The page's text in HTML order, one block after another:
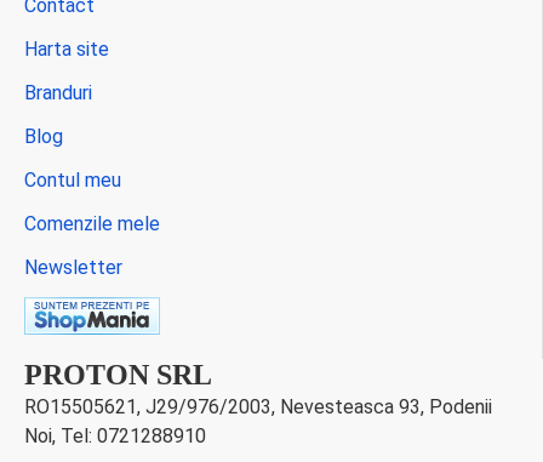
Contact
Harta site
Branduri
Blog
Contul meu
Comenzile mele
Newsletter
PROTON SRL
RO15505621, J29/976/2003, Nevesteasca 93, Podenii
Noi, Tel: 0721288910